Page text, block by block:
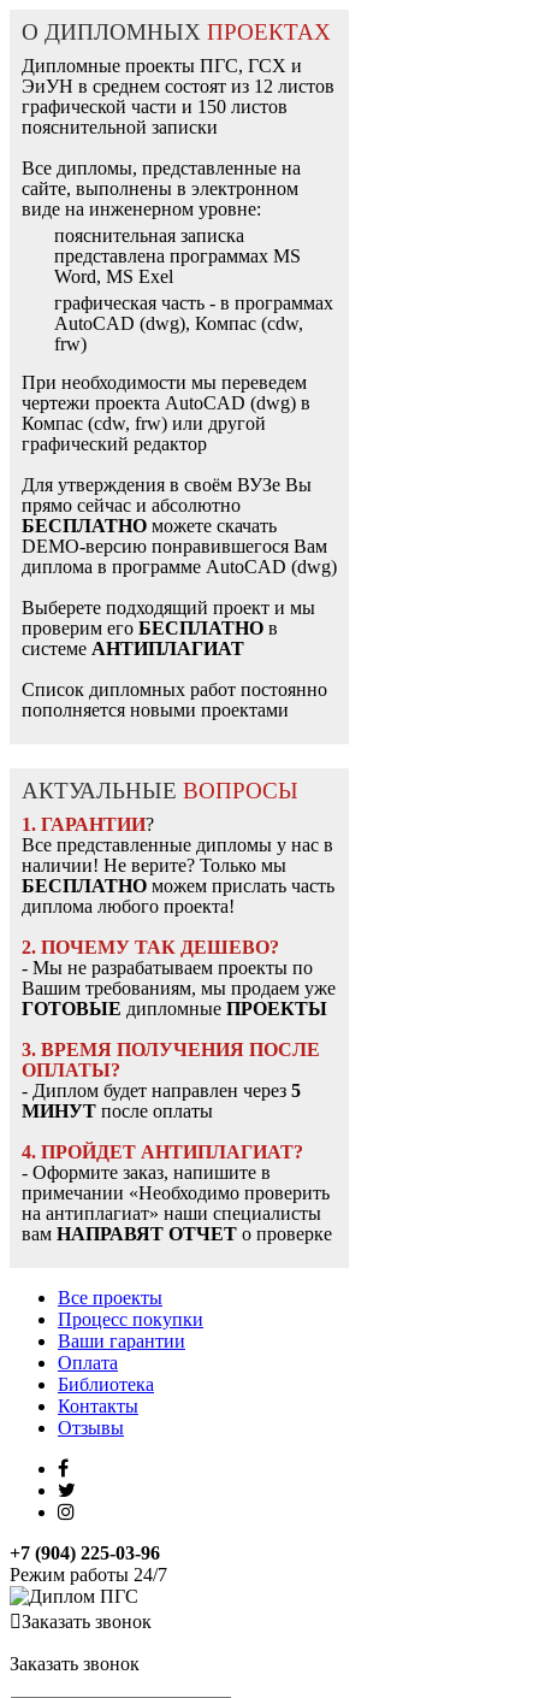
О ДИПЛОМНЫХ ПРОЕКТАХ
Дипломные проекты ПГС, ГСХ и
ЭиУН в среднем состоят из 12 листов
графической части и 150 листов
пояснительной записки
Все дипломы, представленные на
сайте, выполнены в электронном
виде на инженерном уровне:
пояснительная записка
представлена программах MS
Word, MS Exel
графическая часть - в программах
AutoCAD (dwg), Компас (cdw,
frw)
При необходимости мы переведем
чертежи проекта AutoCAD (dwg) в
Компас (cdw, frw) или другой
графический редактор
Для утверждения в своём ВУЗе Вы
прямо сейчас и абсолютно
БЕСПЛАТНО можете скачать
DEMO-версию понравившегося Вам
диплома в программе AutoCAD (dwg)
Выберете подходящий проект и мы
проверим его БЕСПЛАТНО в
системе АНТИПЛАГИАТ
Список дипломных работ постоянно
пополняется новыми проектами
АКТУАЛЬНЫЕ ВОПРОСЫ
1. ГАРАНТИИ?
Все представленные дипломы у нас в
наличии! Не верите? Только мы
БЕСПЛАТНО можем прислать часть
диплома любого проекта!
2. ПОЧЕМУ ТАК ДЕШЕВО?
- Мы не разрабатываем проекты по
Вашим требованиям, мы продаем уже
ГОТОВЫЕ дипломные ПРОЕКТЫ
3. ВРЕМЯ ПОЛУЧЕНИЯ ПОСЛЕ
ОПЛАТЫ?
- Диплом будет направлен через 5
МИНУТ после оплаты
4. ПРОЙДЕТ АНТИПЛАГИАТ?
- Оформите заказ, напишите в
примечании «Необходимо проверить
на антиплагиат» наши специалисты
вам НАПРАВЯТ ОТЧЕТ о проверке
Все проекты
Процесс покупки
Ваши гарантии
Оплата
Библиотека
Контакты
Отзывы
+7 (904) 225-03-96
Режим работы 24/7
Заказать звонок
Заказать звонок